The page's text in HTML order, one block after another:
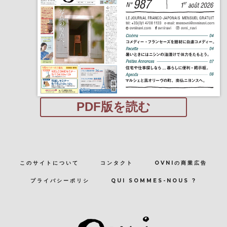
PDF版を読む
このサイトについて コンタクト OVNIの商業広告
プライバシーポリシ QUI SOMMES-NOUS ?